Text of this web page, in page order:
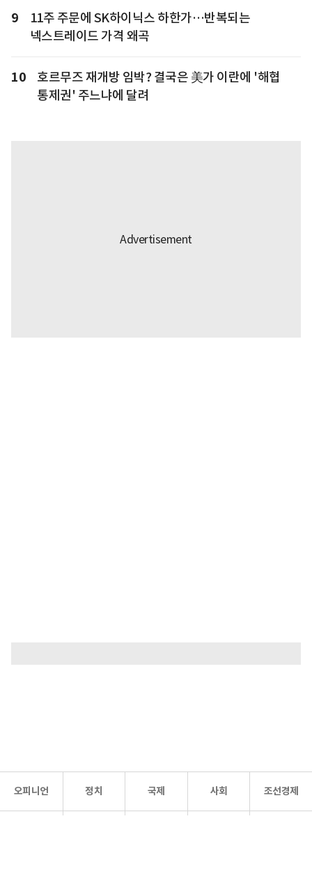
9
11주 주문에 SK하이닉스 하한가…반복되는
넥스트레이드 가격 왜곡
10
호르무즈 재개방 임박? 결국은 美가 이란에 '해협
통제권' 주느냐에 달려
오피니언 정치 국제 사회 조선경제